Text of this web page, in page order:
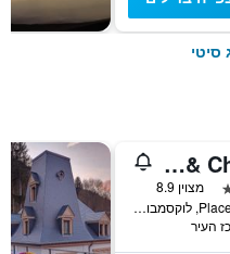
סיטי
Hotel Le Place d'Armes - Relais & Châteaux
מצוין 8.9
18 Place D'Armes, לוקסמבורג סיטי, מחוז לוקסמבורג, לוקסמבורג